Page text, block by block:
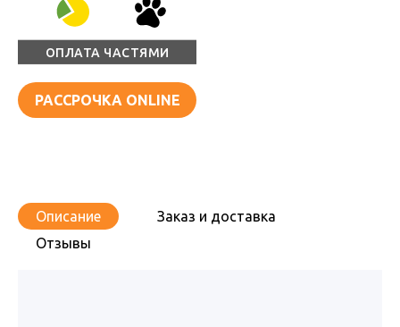
ОПЛАТА ЧАСТЯМИ
РАССРОЧКА ONLINE
Описание
Заказ и доставка
Отзывы